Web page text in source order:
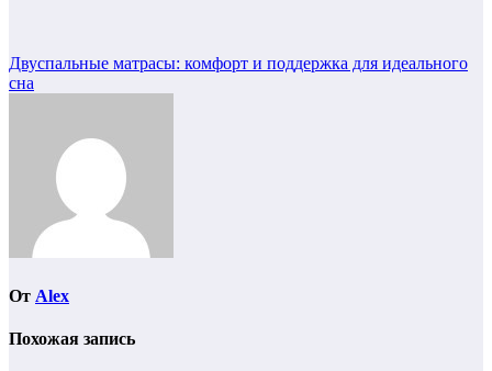
Навигация
по
Двуспальные матрасы: комфорт и поддержка для идеального
сна
От Alex
Похожая запись